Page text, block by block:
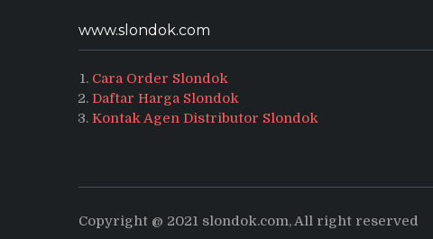
www.slondok.com
Cara Order Slondok
Daftar Harga Slondok
Kontak Agen Distributor Slondok
Copyright @ 2021 slondok.com, All right reserved